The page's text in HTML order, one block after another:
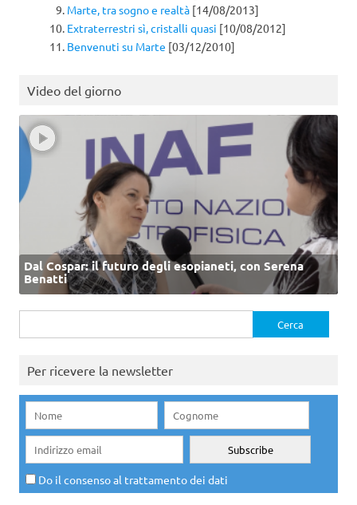
Marte, tra sogno e realtà [14/08/2013]
Extraterrestri sì, cristalli quasi [10/08/2012]
Benvenuti su Marte [03/12/2010]
Video del giorno
Dal Cospar: il futuro degli esopianeti, con Serena
Benatti
per:
Per ricevere la newsletter
Do il consenso al trattamento dei dati